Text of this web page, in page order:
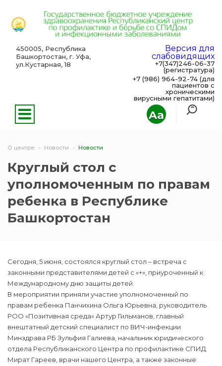
Aa
450005, Республика
Башкортостан, г. Уфа,
ул.Кустарная, 18
Версия для
слабовидящих
+7(347)246-06-37
(регистратура)
+7 (986) 964-92-74 (для
пациентов с
хроническими
вирусными гепатитами)
О центре Новости Новости
Круглый стол с
уполномоченным по правам
ребенка в Республике
Башкортостан
Сегодня, 5 июня, состоялся круглый стол – встреча с
законными представителями детей с «+», приуроченный к
Международному дню защиты детей.
В мероприятии приняли участие уполномоченный по
правам ребенка Панчихина Ольга Юрьевна, руководитель
РОО «Позитивная среда» Артур Гильманов, главный
внештатный детский специалист по ВИЧ-инфекции
Минздрава РБ Зульфия Галиева, начальник юридического
отдела Республиканского Центра по профилактике СПИД
Мират Гареев, врачи нашего Центра, а также законные